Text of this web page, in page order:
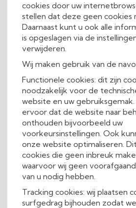
cookies door uw
stellen dat deze geen cookies
Daarnaast kunt u ook alle
is opgeslagen via de
verwijderen.
Wij maken gebruik van de
Functionele cookies: dit zijn
noodzakelijk voor de
website en uw
ervoor dat de website naar
onthouden bijvoorbeeld uw
voorkeursinstellingen. Ook
onze website optimaliseren.
cookies die geen inbreuk
waarvoor wij geen
van u nodig hebben.
Tracking cookies: wij plaatsen
surfgedrag bijhouden zodat